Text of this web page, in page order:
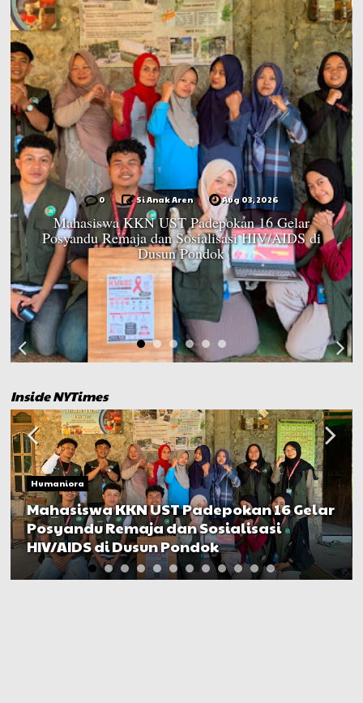
0 Si Anak Aren Aug 03, 2026
Mahasiswa KKN UST Padepokan 16 Gelar
Posyandu Remaja dan Sosialisasi HIV/AIDS di
Dusun Pondok
Inside NYTimes
Humaniora
Mahasiswa KKN UST Padepokan 16 Gelar
Posyandu Remaja dan Sosialisasi
HIV/AIDS di Dusun Pondok